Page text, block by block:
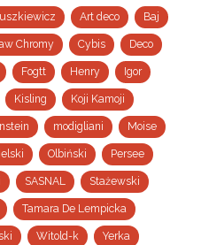
Art deco Baj
Chromy Cybis Deco
Fogtt Henry Igor
Kisling Koji Kamoji
modigliani Moise
Olbiński Persee
SASNAL Stażewski
Tamara De Lempicka
Witold-k Yerka